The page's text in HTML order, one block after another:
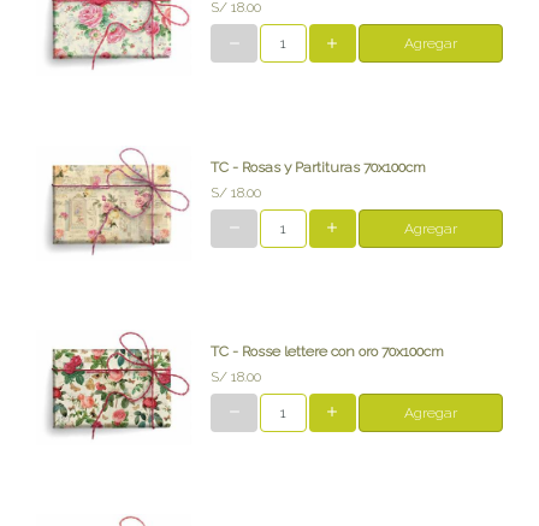
S/ 18.00
Agregar
TC - Rosas y Partituras 70x100cm
S/ 18.00
Agregar
TC - Rosse lettere con oro 70x100cm
S/ 18.00
Agregar